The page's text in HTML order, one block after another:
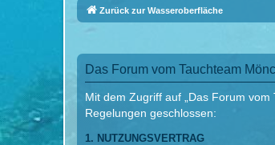
Zurück zur Wasseroberfläche
Das Forum vom Tauchteam
Mit dem Zugriff auf „Das Forum
Regelungen geschlossen:
1. NUTZUNGSVERTRAG